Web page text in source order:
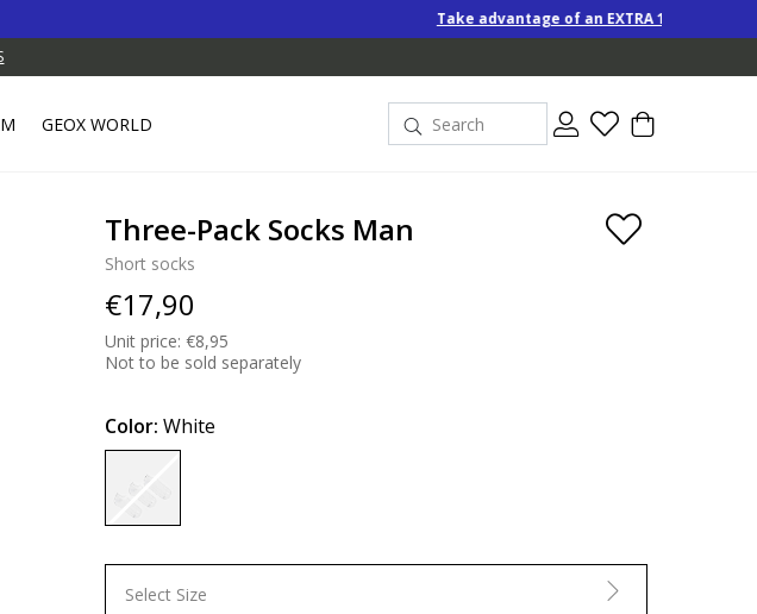
Take advantage of an EXTRA 10% off Special-Price
GEOX WORLD
Three-Pack Socks Man
Short socks
Unit price: €8,95
Not to be sold separately
€17,90
Color: White
Select Size